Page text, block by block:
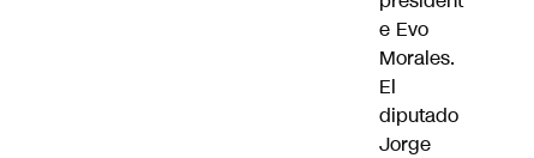
e Evo
Morales.
El
diputado
Jorge